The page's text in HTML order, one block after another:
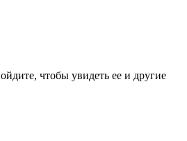
чтобы увидеть ее и другие